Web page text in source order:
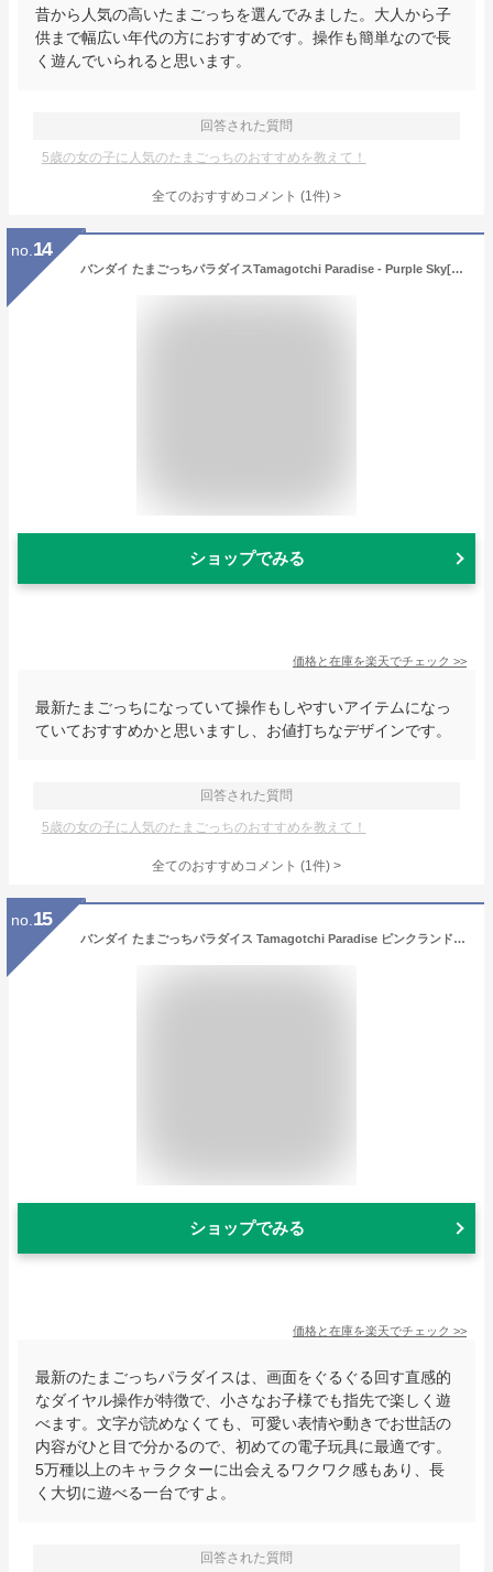
昔から人気の高いたまごっちを選んでみました。大人から子
供まで幅広い年代の方におすすめです。操作も簡単なので長
く遊んでいられると思います。
回答された質問
5歳の女の子に人気のたまごっちのおすすめを教えて！
全てのおすすめコメント (1件) >
no. 14
バンダイ たまごっちパラダイスTamagotchi Paradise - Purple Sky[ラッピング可]
ショップでみる
価格と在庫を楽天でチェック >>
最新たまごっちになっていて操作もしやすいアイテムになっ
ていておすすめかと思いますし、お値打ちなデザインです。
回答された質問
5歳の女の子に人気のたまごっちのおすすめを教えて！
全てのおすすめコメント (1件) >
no. 15
バンダイ たまごっちパラダイス Tamagotchi Paradise ピンクランド Pink Land 新品 正規品 BANDAI おもちゃ 電子ペット 【配送種別A】
ショップでみる
価格と在庫を楽天でチェック >>
最新のたまごっちパラダイスは、画面をぐるぐる回す直感的
なダイヤル操作が特徴で、小さなお子様でも指先で楽しく遊
べます。文字が読めなくても、可愛い表情や動きでお世話の
内容がひと目で分かるので、初めての電子玩具に最適です。
5万種以上のキャラクターに出会えるワクワク感もあり、長
く大切に遊べる一台ですよ。
回答された質問